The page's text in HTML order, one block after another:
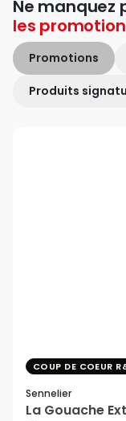
Ne manquez
les
Promotions
Produits
COUP DE COEUR
Sennelier
La Gouache